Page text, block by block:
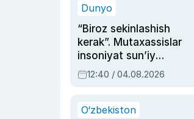
Dunyo
“Biroz sekinlashish
kerak”. Mutaxassislar
insoniyat sun’iy
intellektni boshqara
olmay qolishidan xavotir
12:40 / 04.08.2026
O‘zbekiston